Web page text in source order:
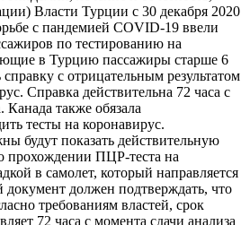
Власти Турции с 30 декабря 2020
с пандемией COVID-19 ввели
по тестированию на
в Турцию пассажиры старше 6
с отрицательным результатом
Справка действительна 72 часа с
Канада также обязала
тесты на коронавирус.
будут показать действительную
прохождении ПЦР-теста на
в самолет, который направляется
должен подтверждать, что
требованиям властей, срок
72 часа с момента сдачи анализа